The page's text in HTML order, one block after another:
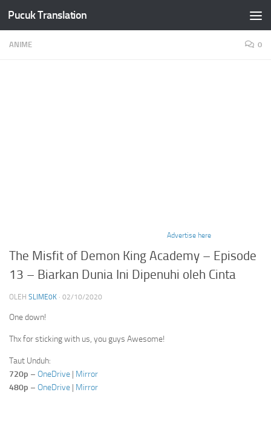
Skip to content
Pucuk Translation
ANIME 0
Advertise here
The Misfit of Demon King Academy – Episode
13 – Biarkan Dunia Ini Dipenuhi oleh Cinta
OLEH SLIME0K · 02/10/2020
One down!
Thx for sticking with us, you guys Awesome!
Taut Unduh:
720p – OneDrive | Mirror
480p – OneDrive | Mirror